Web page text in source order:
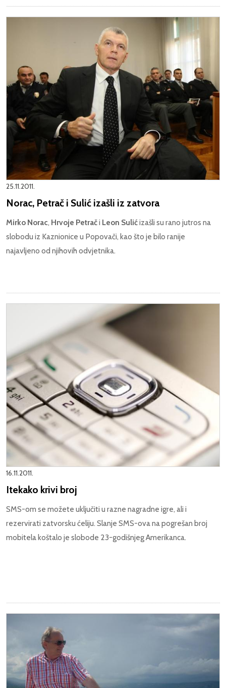
25.11.2011.
Norac, Petrač i Sulić izašli iz zatvora
Mirko Norac, Hrvoje Petrači Leon Sulićizašli su rano jutros na
slobodu iz Kaznionice u Popovači, kao što je bilo ranije
najavljeno od njihovih odvjetnika.
16.11.2011.
Itekako krivi broj
SMS-om se možete uključiti u razne nagradne igre, ali i
rezervirati zatvorsku ćeliju. Slanje SMS-ova na pogrešan broj
mobitela koštalo je slobode 23-godišnjeg Amerikanca.